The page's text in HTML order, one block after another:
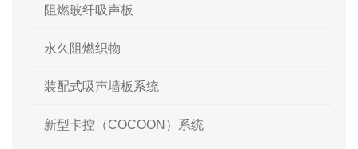
阻燃玻纤吸声板
永久阻燃织物
装配式吸声墙板系统
新型卡控（COCOON）系统